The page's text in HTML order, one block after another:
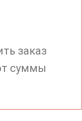
заказ
суммы